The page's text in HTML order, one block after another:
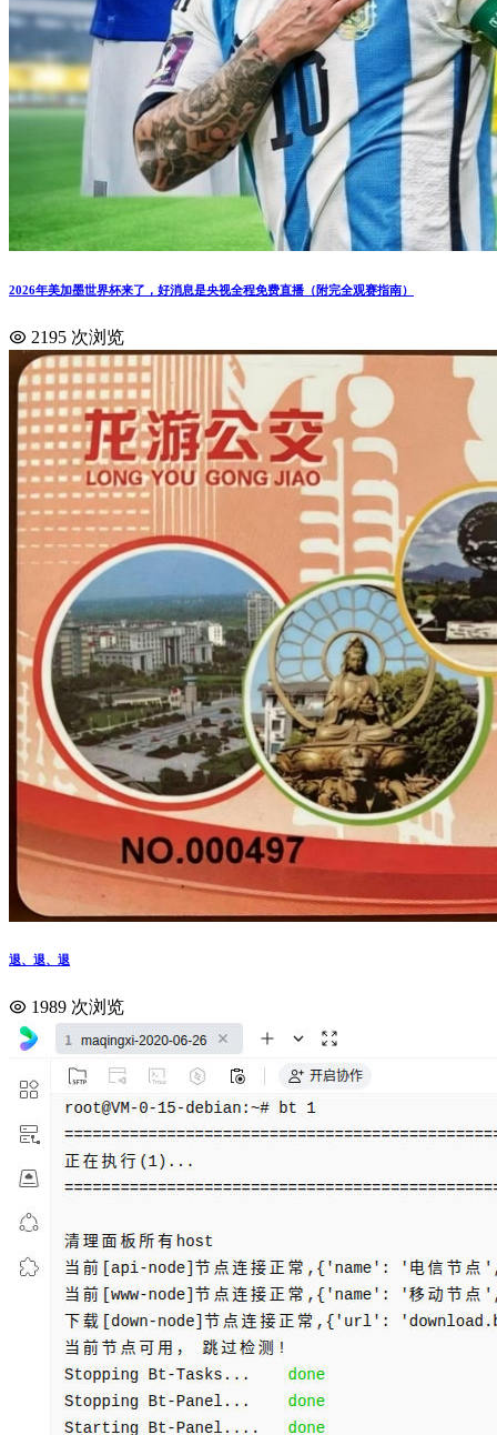
2026年美加墨世界杯来了，好消息是央视全程免费直播（附完全观赛指南）
2195 次浏览
退、退、退
1989 次浏览